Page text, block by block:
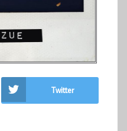
Twitter